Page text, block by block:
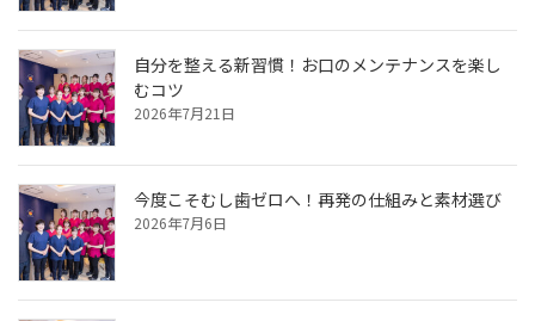
自分を整える新習慣！お口のメンテナンスを楽し
むコツ
2026年7月21日
今度こそむし歯ゼロへ！再発の仕組みと素材選び
2026年7月6日